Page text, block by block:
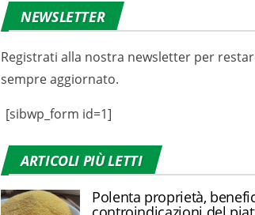
NEWSLETTER
Registrati alla nostra newsletter per
sempre aggiornato.
[sibwp_form id=1]
ARTICOLI PIÙ LETTI
Polenta proprietà,